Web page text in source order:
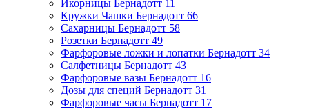
Икорницы Бернадотт 11
Кружки Чашки Бернадотт 66
Сахарницы Бернадотт 58
Розетки Бернадотт 49
Фарфоровые ложки и лопатки Бернадотт 34
Салфетницы Бернадотт 43
Фарфоровые вазы Бернадотт 16
Дозы для специй Бернадотт 31
Фарфоровые часы Бернадотт 17